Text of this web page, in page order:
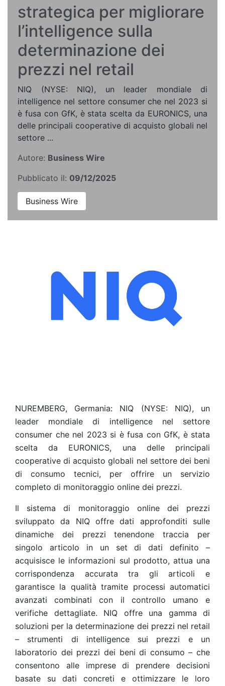
strategica per migliorare
l’intelligence sulla
determinazione dei
prezzi nel retail
NIQ (NYSE: NIQ), un leader mondiale di
intelligence nel settore consumer che nel 2023 si
è fusa con GfK, è stata scelta da EURONICS, una
delle principali cooperative di acquisto globali nel
settore ...
Autore: Business Wire
Pubblicato il: 09/12/2025
Business Wire
NUREMBERG, Germania: NIQ (NYSE: NIQ), un
leader mondiale di intelligence nel settore
consumer che nel 2023 si è fusa con GfK, è stata
scelta da EURONICS, una delle principali
cooperative di acquisto globali nel settore dei beni
di consumo tecnici, per offrire un servizio
completo di monitoraggio online dei prezzi.
Il sistema di monitoraggio online dei prezzi
sviluppato da NIQ offre dati approfonditi sulle
dinamiche dei prezzi tenendone traccia per
singolo articolo in un set di dati definito –
acquisisce le informazioni sul prodotto, attua una
corrispondenza accurata tra gli articoli e
garantisce la qualità tramite processi automatici
avanzati combinati con il controllo umano e
verifiche dettagliate. NIQ offre una gamma di
soluzioni per la determinazione dei prezzi nel retail
– strumenti di intelligence sui prezzi e un
laboratorio dei prezzi dei beni di consumo – che
consentono alle imprese di prendere decisioni
basate su dati concreti e ottimizzare le loro